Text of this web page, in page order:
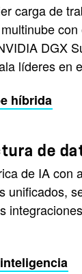
carga de
DGX
líderes en
híbrida
de
de IA con
unificados,